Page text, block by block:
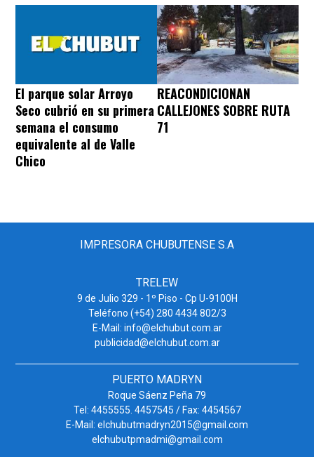
El parque solar Arroyo
Seco cubrió en su primera
semana el consumo
equivalente al de Valle
Chico
REACONDICIONAN
CALLEJONES SOBRE RUTA
71
IMPRESORA CHUBUTENSE S.A
TRELEW
9 de Julio 329 - 1º Piso - Cp U-9100H
Teléfono (+54) 280 4434 802/3
E-Mail: info@elchubut.com.ar
publicidad@elchubut.com.ar
PUERTO MADRYN
Roque Sáenz Peña 79
Tel: 4455555. 4457545 / Fax: 4454567
E-Mail: elchubutmadryn2015@gmail.com
elchubutpmadmi@gmail.com